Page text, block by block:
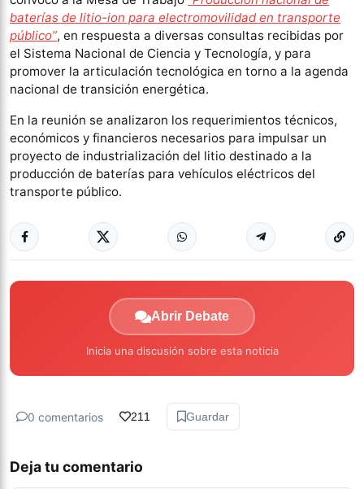
baterías de litio-ion para electromovilidad en transporte
público”, en respuesta a diversas consultas recibidas por
el Sistema Nacional de Ciencia y Tecnología, y para
promover la articulación tecnológica en torno a la agenda
nacional de transición energética.
En la reunión se analizaron los requerimientos técnicos,
económicos y financieros necesarios para impulsar un
proyecto de industrialización del litio destinado a la
producción de baterías para vehículos eléctricos del
transporte público.
Abrir Debate
Inicia una discusión sobre esta noticia
0 comentarios 211 Guardar
Deja tu comentario